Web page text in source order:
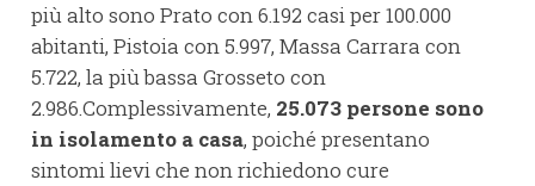
più alto sono Prato con 6.192 casi per 100.000
abitanti, Pistoia con 5.997, Massa Carrara con
5.722, la più bassa Grosseto con
2.986.Complessivamente, 25.073 persone sono
in isolamento a casa, poiché presentano
sintomi lievi che non richiedono cure